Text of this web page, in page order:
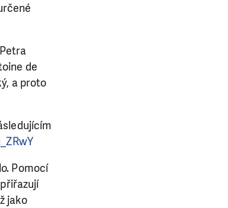
de
a proto
Pomocí
jako